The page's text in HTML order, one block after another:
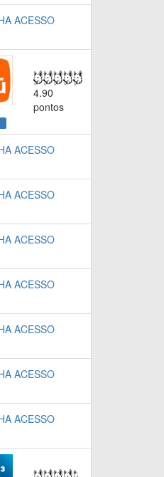
ACESSO
4.90
pontos
ACESSO
ACESSO
ACESSO
ACESSO
ACESSO
ACESSO
ACESSO